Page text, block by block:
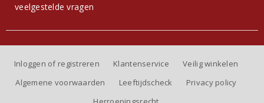
veelgestelde vragen
Inloggen of registreren Klantenservice
Veilig winkelen
Algemene voorwaarden
Leeftijdscheck
Privacy policy